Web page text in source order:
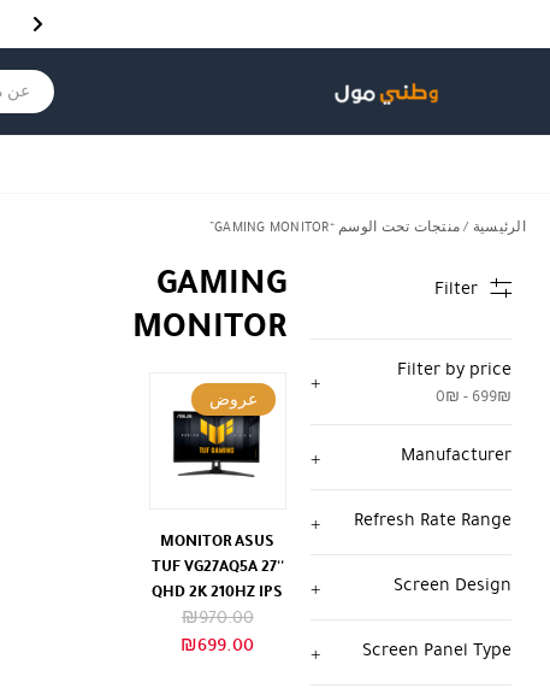
عن
الرئيسية / منتجات تحت الوسم “GAMING MONITOR”
Filter
Filter by price
0₪ - 699₪
Manufacturer
Refresh Rate Range
Screen Design
Screen Panel Type
GAMING
MONITOR
عروض
MONITOR ASUS
TUF VG27AQ5A 27''
QHD 2K 210HZ IPS
₪970.00
₪699.00